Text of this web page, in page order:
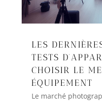
LES
TESTS
CHOISIR LE
ÉQUIPEMENT
Le marché